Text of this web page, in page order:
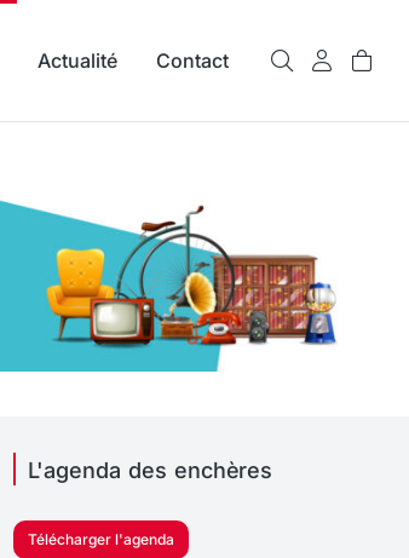
Actualité Contact
L'agenda des enchères
Télécharger l'agenda